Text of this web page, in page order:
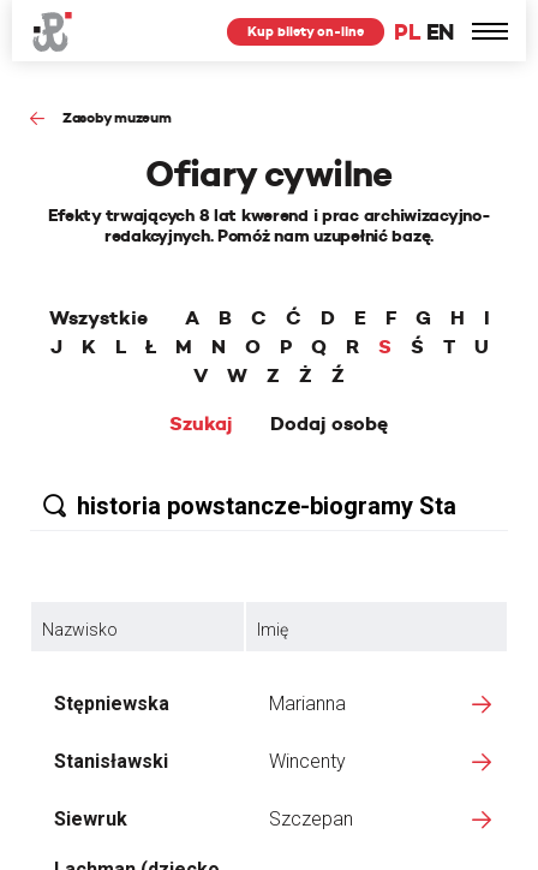
PL EN
Kup bilety on-line
Zasoby muzeum
Ofiary cywilne
Efekty trwających 8 lat kwerend i prac archiwizacyjno-
redakcyjnych. Pomóż nam uzupełnić bazę.
Wszystkie A B C Ć D E F G H
I
J
K L Ł M N O P Q R S Ś T
U
V
W Z Ż
Ź
Szukaj
Dodaj osobę
Nazwisko Imię
Stępniewska Marianna
Stanisławski Wincenty
Siewruk Szczepan